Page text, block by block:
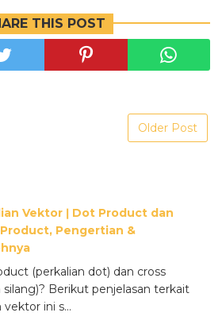
THIS POST
Older Post
Vektor ǀ Dot Product dan
Pengertian &
(perkalian dot) dan cross
Berikut penjelasan terkait
vektor ini s...